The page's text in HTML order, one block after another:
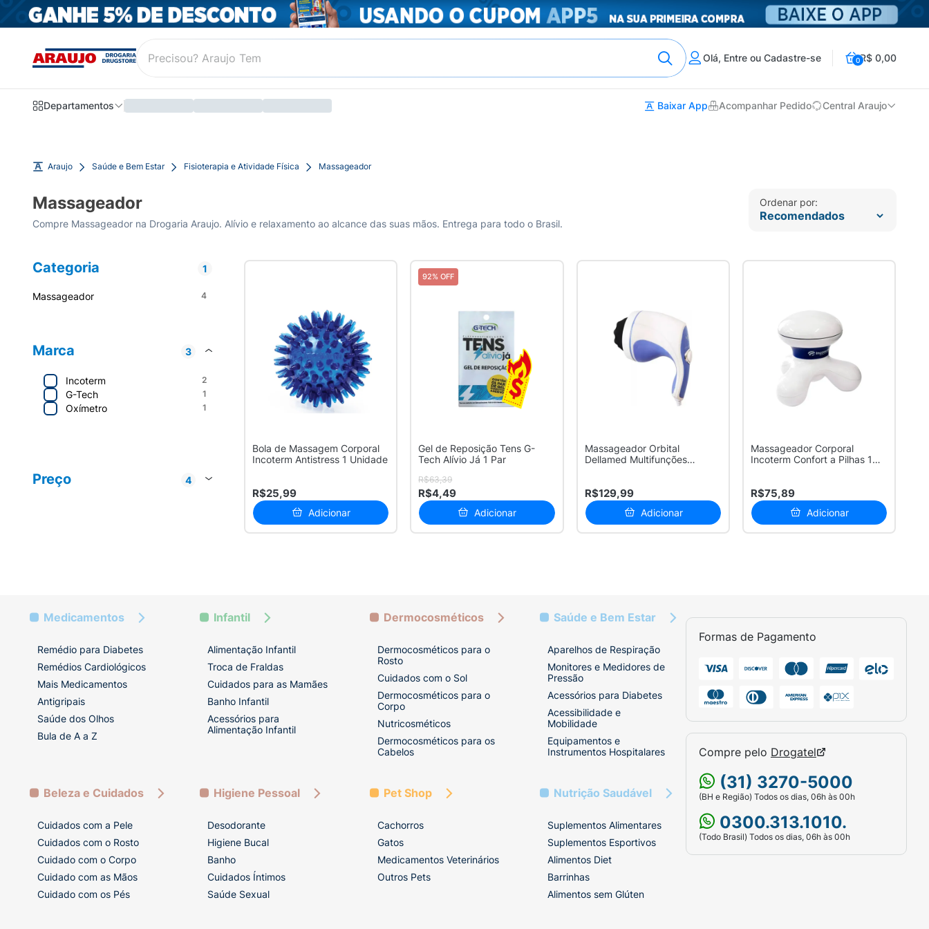
Olá, Entre ou Cadastre-se 0R$ 0,00
Departamentos Baixar App Acompanhar Pedido Central Araujo
Araujo Saúde e Bem Estar Fisioterapia e Atividade Física Massageador
Massageador
Compre Massageador na Drogaria Araujo. Alívio e relaxamento ao alcance das suas mãos. Entrega para todo o Brasil.
Ordenar por:
Categoria 1
Massageador 4
Marca 3
Incoterm 2
G-Tech 1
Oxímetro 1
1
Preço
4
Bola de Massagem Corporal
Incoterm Antistress 1 Unidade
R$25,99
Adicionar
92% OFF
Gel de Reposição Tens G-
Tech Alívio Já 1 Par
R$63,39
R$4,49
Adicionar
Massageador Orbital
Dellamed Multifunções
R$129,99
Adicionar
Massageador Corporal
Incoterm Confort a Pilhas 1
R$75,89
Adicionar
Medicamentos
Remédio para Diabetes
Remédios Cardiológicos
Mais Medicamentos
Antigripais
Saúde dos Olhos
Bula de A a Z
Infantil
Alimentação Infantil
Troca de Fraldas
Cuidados para as Mamães
Banho Infantil
Acessórios para
Alimentação Infantil
Dermocosméticos
Dermocosméticos para o
Rosto
Cuidados com o Sol
Dermocosméticos para o
Corpo
Nutricosméticos
Dermocosméticos para os
Cabelos
Saúde e Bem Estar
Aparelhos de Respiração
Monitores e Medidores de
Pressão
Acessórios para Diabetes
Acessibilidade e
Mobilidade
Equipamentos e
Instrumentos Hospitalares
Beleza e Cuidados
Cuidados com a Pele
Cuidados com o Rosto
Cuidado com o Corpo
Cuidado com as Mãos
Cuidado com os Pés
Higiene Pessoal
Desodorante
Higiene Bucal
Banho
Cuidados Íntimos
Saúde Sexual
Pet Shop
Cachorros
Gatos
Medicamentos Veterinários
Outros Pets
Nutrição Saudável
Suplementos Alimentares
Suplementos Esportivos
Alimentos Diet
Barrinhas
Alimentos sem Glúten
Formas de Pagamento
Compre pelo Drogatel
(31) 3270-5000
(BH e Região) Todos os dias, 06h às 00h
0300.313.1010.
(Todo Brasil) Todos os dias, 06h às 00h